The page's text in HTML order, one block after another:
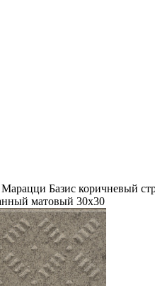
Базис коричневый
матовый 30x30